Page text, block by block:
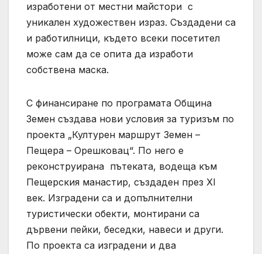
изработени от местни майстори с
уникален художествен израз. Създадени са
и работилници, където всеки посетител
може сам да се опита да изработи
собствена маска.
С финансиране по програмата Община
Земен създава нови условия за туризъм по
проекта „Културен маршрут Земен –
Пещера – Орешковац“. По него е
реконструирана пътеката, водеща към
Пещерския манастир, създаден през XI
век. Изградени са и допълнителни
туристически обекти, монтирани са
дървени пейки, беседки, навеси и други.
По проекта са изградени и два